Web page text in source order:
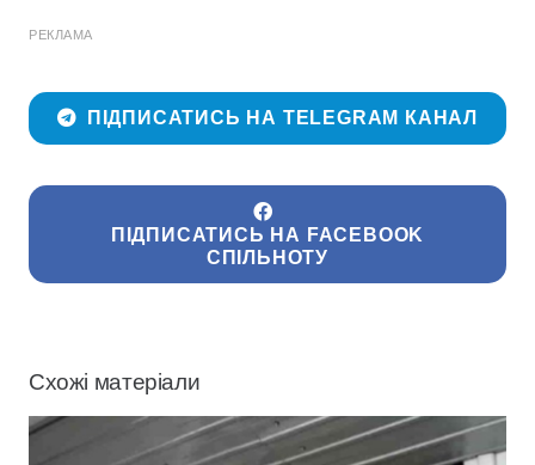
РЕКЛАМА
ПІДПИСАТИСЬ НА TELEGRAM КАНАЛ
ПІДПИСАТИСЬ НА FACEBOOK
СПІЛЬНОТУ
Схожі матеріали